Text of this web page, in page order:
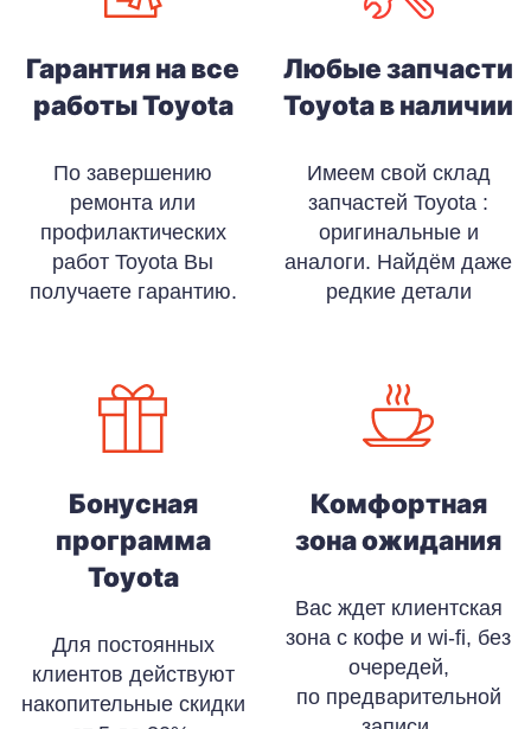
Гарантия на все
работы Toyota
По завершению
ремонта или
профилактических
работ Toyota Вы
получаете гарантию.
Бонусная
программа
Toyota
Для постоянных
клиентов действуют
накопительные скидки
Любые запчасти
Toyota в наличии
Имеем свой склад
запчастей Toyota :
оригинальные и
аналоги. Найдём даже
редкие детали
Комфортная
зона ожидания
Вас ждет клиентская
зона с кофе и wi-fi, без
очередей,
по предварительной